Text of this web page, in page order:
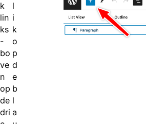
k
lin
ks
-
bo
ve
n
op
de
dri
l
i
k
o
p
d
e
b
l
a